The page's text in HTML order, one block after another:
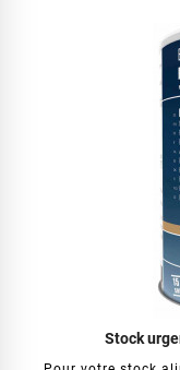
Stock